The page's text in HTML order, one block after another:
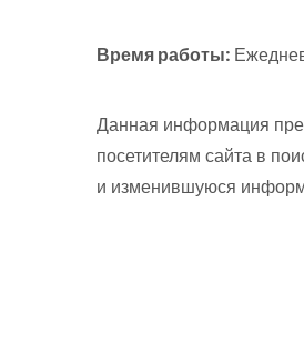
Время работы:
Данная информация
посетителям сайта в
и изменившуюся